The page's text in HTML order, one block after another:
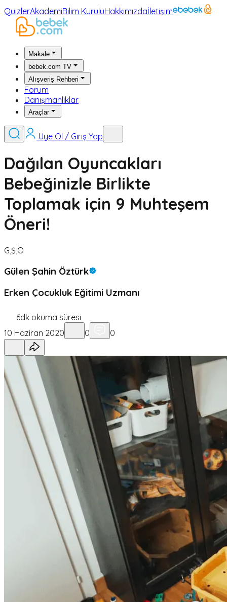
QuizlerAkademiBilim KuruluHakkımızdaİletişim
Makale
bebek.com TV
Alışveriş Rehberi
Forum
Danışmanlıklar
Araçlar
Üye Ol / Giriş Yap
Dağılan Oyuncakları
Bebeğinizle Birlikte
Toplamak için 9 Muhteşem
Öneri!
G,Ş,Ö
Gülen Şahin Öztürk
Erken Çocukluk Eğitimi Uzmanı
6dk okuma süresi
10 Haziran 2020
0 0